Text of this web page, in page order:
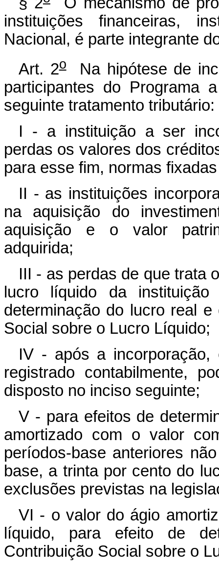
instituições financeiras,
Nacional, é parte integrante
Art. 2oNa hipótese de
participantes do Programa
seguinte tratamento tributário:
I - a instituição a ser
perdas os valores dos
para esse fim, normas
II - as instituições
na aquisição do
aquisição e o valor
adquirida;
III - as perdas de que trata
lucro líquido da
determinação do lucro real
Social sobre o Lucro Líquido;
IV - após a
registrado contabilmente,
disposto no inciso seguinte;
V - para efeitos de
amortizado com o valor
períodos-base anteriores
base, a trinta por cento do
exclusões previstas na
VI - o valor do ágio
líquido, para efeito de
Contribuição Social sobre o